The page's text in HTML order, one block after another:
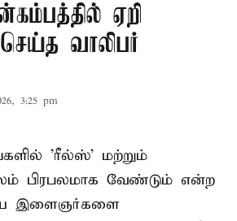
ஏறி
வாலிபர்
3:25 pm
'ரீல்ஸ்' மற்றும்
பிரபலமாக வேண்டும் என்ற
இளைஞர்களை